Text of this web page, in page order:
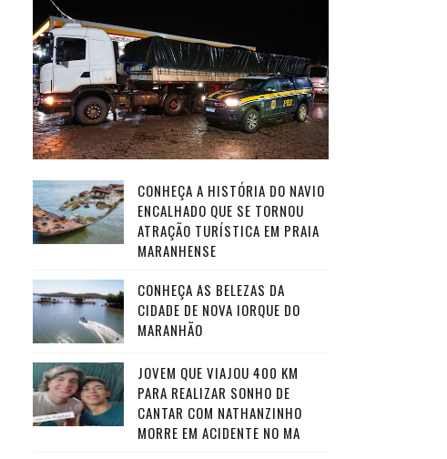
CONHEÇA A HISTÓRIA DO NAVIO
ENCALHADO QUE SE TORNOU
ATRAÇÃO TURÍSTICA EM PRAIA
MARANHENSE
CONHEÇA AS BELEZAS DA
CIDADE DE NOVA IORQUE DO
MARANHÃO
JOVEM QUE VIAJOU 400 KM
PARA REALIZAR SONHO DE
CANTAR COM NATHANZINHO
MORRE EM ACIDENTE NO MA